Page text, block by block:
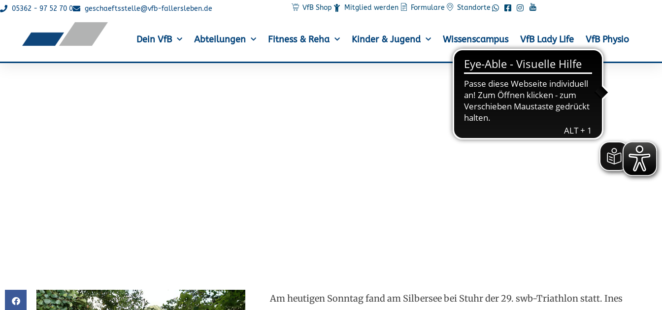
05362 - 97 52 70 0 geschaeftsstelle@vfb-fallersleben.de VfB Shop Mitglied werden Formulare Standorte
Dein VfB Abteilungen Fitness & Reha Kinder & Jugend Wissenscampus VfB Lady Life VfB Physio
Triathlon: Ines Roeßler belegt 2.Platz der AK55 bei der
Am heutigen Sonntag fand am Silbersee bei Stuhr der 29. swb-Triathlon statt. Ines